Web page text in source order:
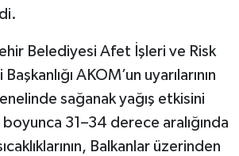
Belediyesi Afet İşleri ve Risk
AKOM’un uyarılarının
sağanak yağış etkisini
31–34 derece aralığında
Balkanlar üzerinden